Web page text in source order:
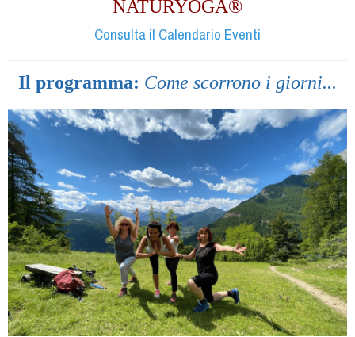
NATURYOGA®
Consulta il Calendario Eventi
Il programma: Come scorrono i giorni...